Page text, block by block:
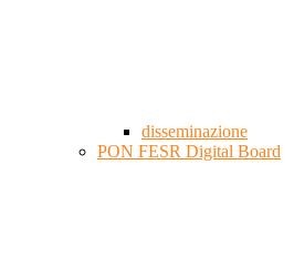
disseminazione
PON FESR Digital Board